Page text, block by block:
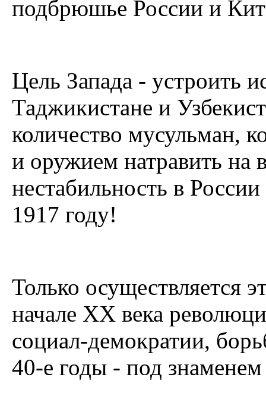
подбрюшье России и
Цель Запада - устроить
Таджикистане и
количество мусульман,
и оружием натравить на
нестабильность в
1917 году!
Только осуществляется
начале ХХ века
социал-демократии,
40-е годы - под